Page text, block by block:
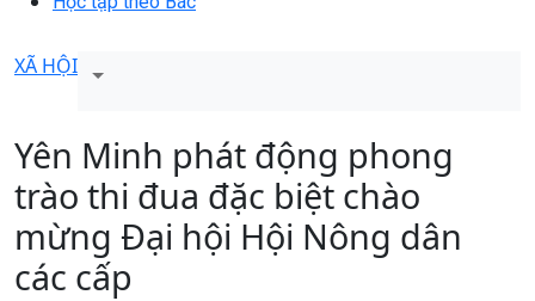
XÃ HỘI
Yên Minh phát động phong
trào thi đua đặc biệt chào
mừng Đại hội Hội Nông dân
các cấp